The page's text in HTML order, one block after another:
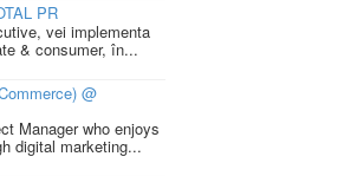
PR
vei implementa
& consumer, în...
@
Manager who enjoys
digital marketing...